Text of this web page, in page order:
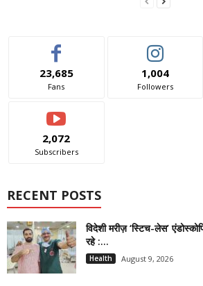
23,685
Fans
1,004
Followers
2,072
Subscribers
RECENT POSTS
विदेशी मरीज़ ‘स्टिच-लेस’
रहे :...
Health August 9, 2026